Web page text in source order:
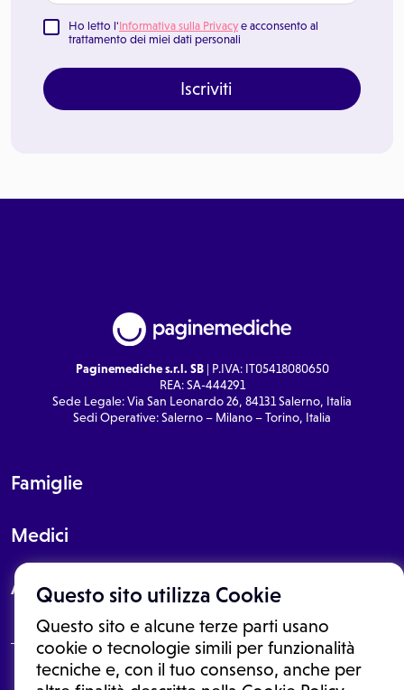
Questo sito utilizza Cookie
Questo sito e alcune terze parti usano
cookie o tecnologie simili per funzionalità
tecniche e, con il tuo consenso, anche per
Ho letto l'Informativa sulla Privacy e acconsento al
trattamento dei miei dati personali
Iscriviti
Paginemediche s.r.l. SB| P.IVA: IT05418080650
REA: SA-444291
Sede Legale: Via San Leonardo 26, 84131 Salerno, Italia
Sedi Operative: Salerno – Milano – Torino, Italia
Famiglie
Medici
About
Le informazioni proposte in questo sito non sono un consulto medico.